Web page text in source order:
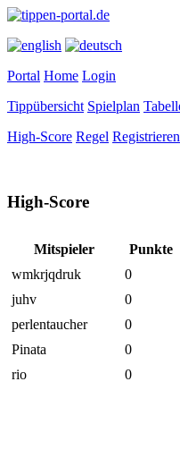
Portal Home Login
Tippübersicht Spielplan
High-Score Regel Registrieren
High-Score
Mitspieler Punkte
wmkrjqdruk
0
juhv
0
perlentaucher
0
Pinata
0
rio
0